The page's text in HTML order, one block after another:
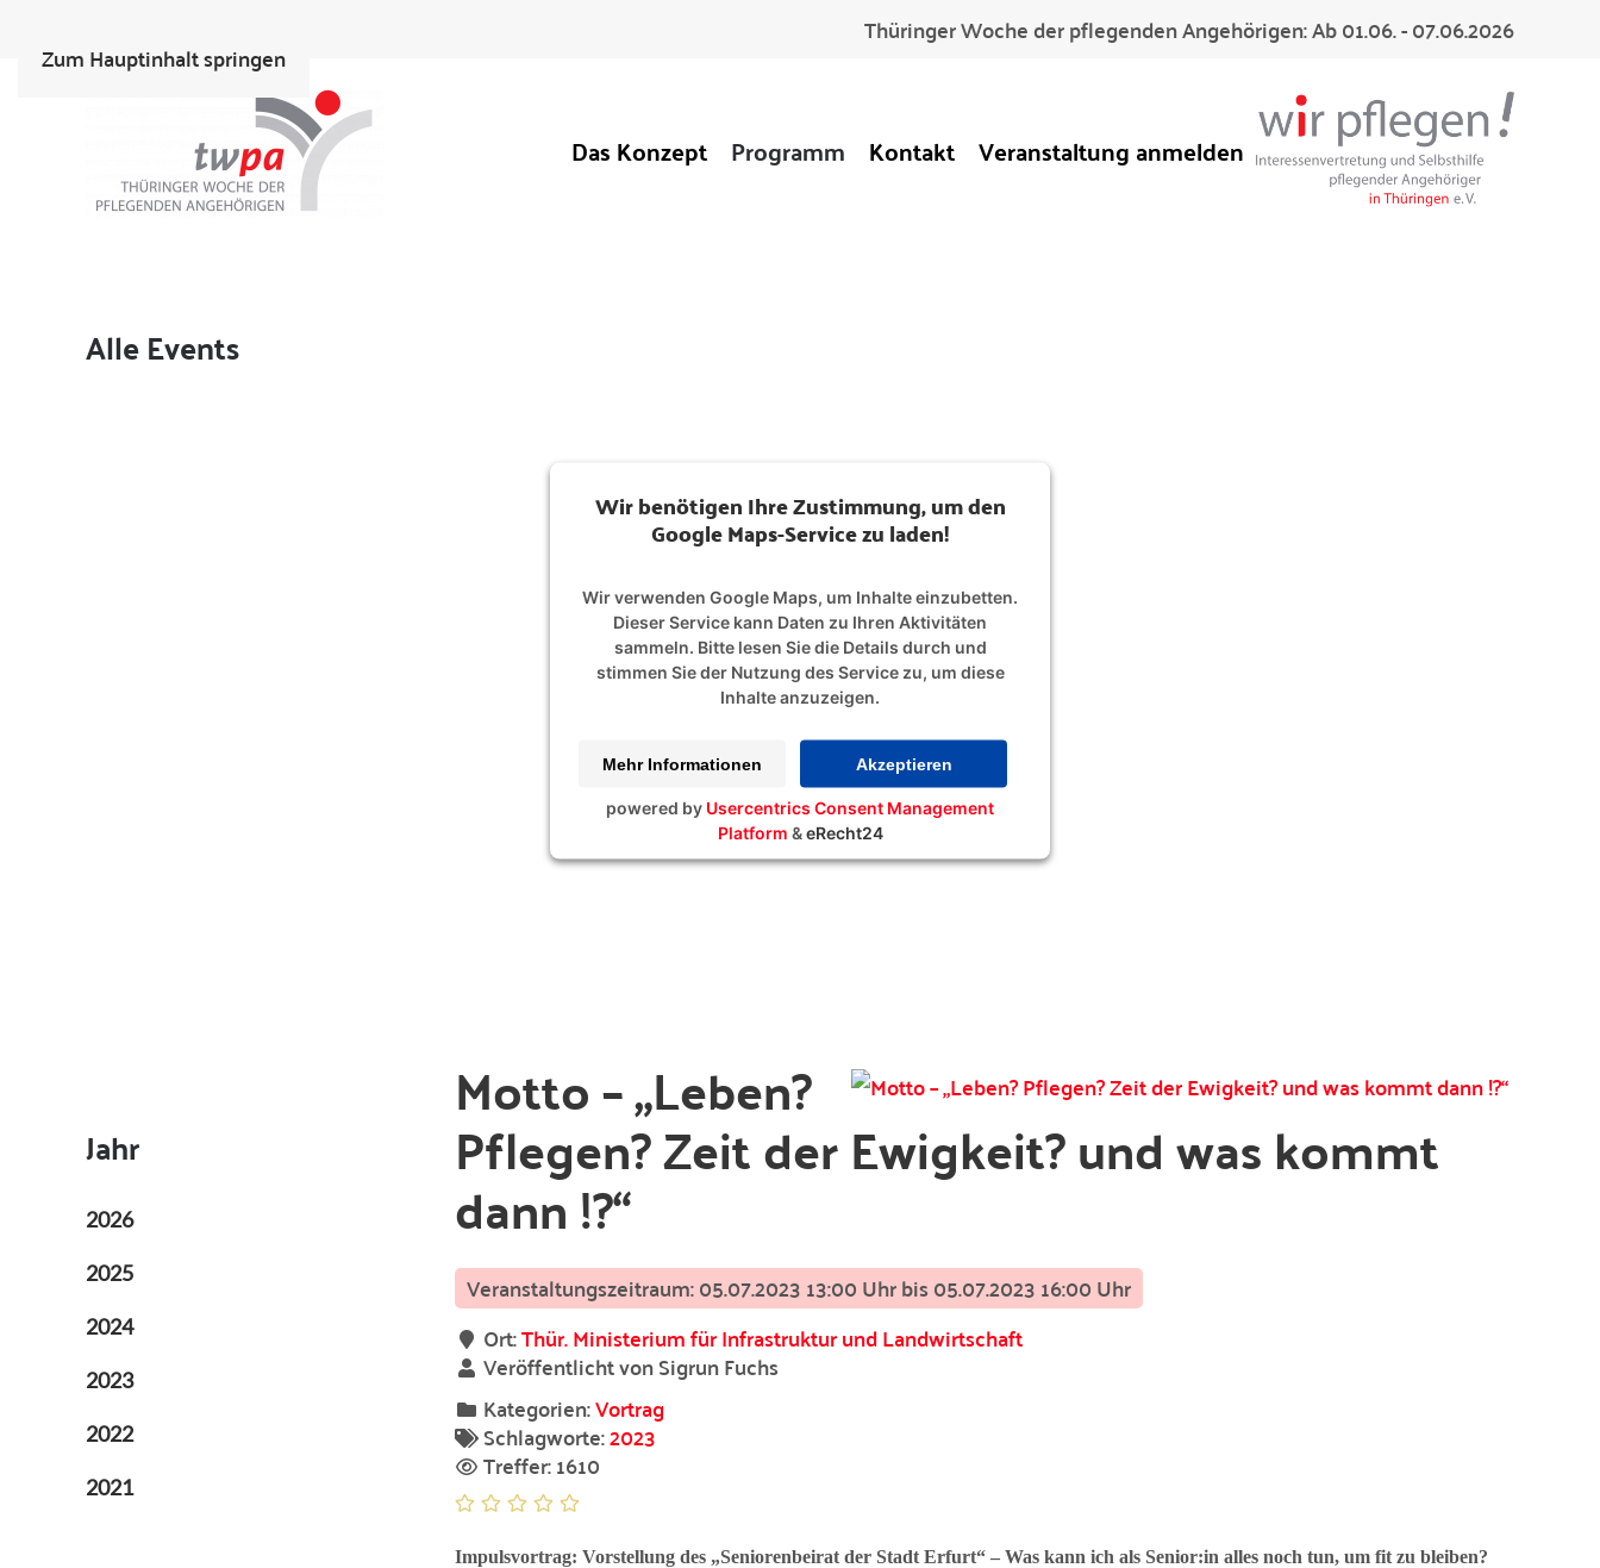
Zum Hauptinhalt springen
Thüringer Woche der pflegenden Angehörigen: Ab 01.06. - 07.06.2026
Das Konzept Programm Kontakt Veranstaltung anmelden
Alle Events
Wir benötigen Ihre Zustimmung, um den
Google Maps-Service zu laden!
Wir verwenden Google Maps, um Inhalte einzubetten.
Dieser Service kann Daten zu Ihren Aktivitäten
sammeln. Bitte lesen Sie die Details durch und
stimmen Sie der Nutzung des Service zu, um diese
Inhalte anzuzeigen.
Mehr Informationen Akzeptieren
powered by Usercentrics Consent Management
Platform &eRecht24
Motto – „Leben?
Pflegen? Zeit der Ewigkeit? und was kommt
dann !?“
05.07.2023 13:00 Uhr bis05.07.2023 16:00 Uhr
Ort:Thür. Ministerium für Infrastruktur und Landwirtschaft
Veröffentlicht von Sigrun Fuchs
Kategorien:Vortrag
Schlagworte:2023
Treffer: 1610
Impulsvortrag: Vorstellung des „Seniorenbeirat der Stadt Erfurt“ – Was kann ich als Senior:in alles noch tun, um fit zu bleiben?
Jahr
2026
2025
2024
2023
2022
2021